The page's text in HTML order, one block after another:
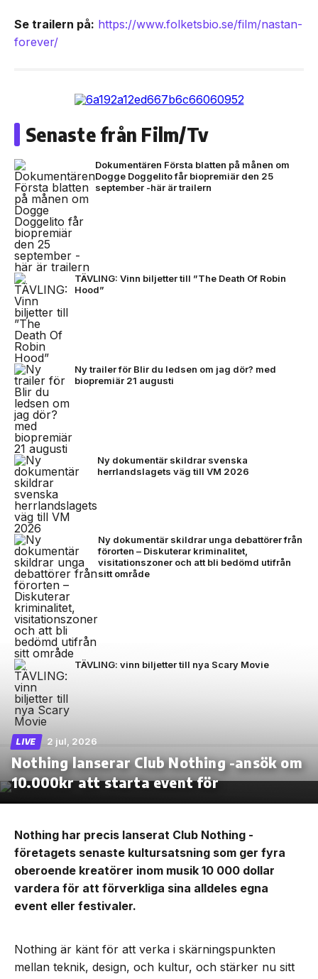
Se trailern på: https://www.folketsbio.se/film/nastan-
forever/
Senaste från Film/Tv
Dokumentären Första blatten på månen om
Dogge Doggelito får biopremiär den 25
september -här är trailern
TÄVLING: Vinn biljetter till ”The Death Of Robin
Hood”
Ny trailer för Blir du ledsen om jag dör? med
biopremiär 21 augusti
Ny dokumentär skildrar svenska
herrlandslagets väg till VM 2026
Ny dokumentär skildrar unga debattörer från
förorten – Diskuterar kriminalitet,
visitationszoner och att bli bedömd utifrån
sitt område
TÄVLING: vinn biljetter till nya Scary Movie
LIVE 2 jul, 2026
Nothing lanserar Club Nothing -ansök om
10.000kr att starta event för
Nothing har precis lanserat Club Nothing -
företagets senaste kultursatsning som ger fyra
oberoende kreatörer inom musik 10 000 dollar
vardera för att förverkliga sina alldeles egna
event eller festivaler.
Nothing är känt för att verka i skärningspunkten
mellan teknik, design, och kultur, och stärker nu sitt